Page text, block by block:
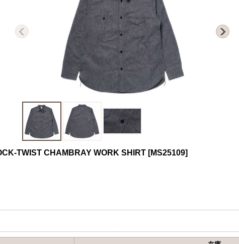
TWIST CHAMBRAY WORK SHIRT [MS25109]